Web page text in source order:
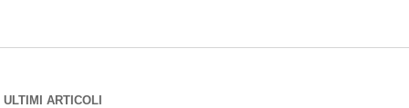
ULTIMI ARTICOLI